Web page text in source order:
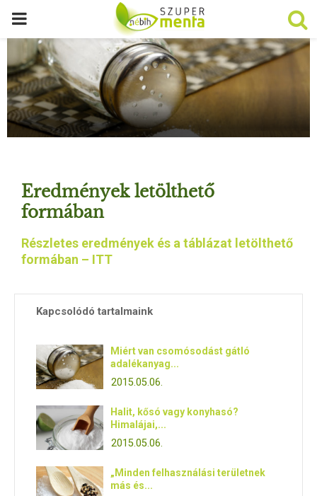
P
R
I
M
R
Eredmények letölthető
formában
Részletes eredmények és a táblázat letölthető
formában – ITT
Kapcsolódó tartalmaink
Miért van csomósodást gátló
adalékanyag...
2015.05.06.
Halit, kősó vagy konyhasó?
Himalájai,...
2015.05.06.
„Minden felhasználási területnek
más és...